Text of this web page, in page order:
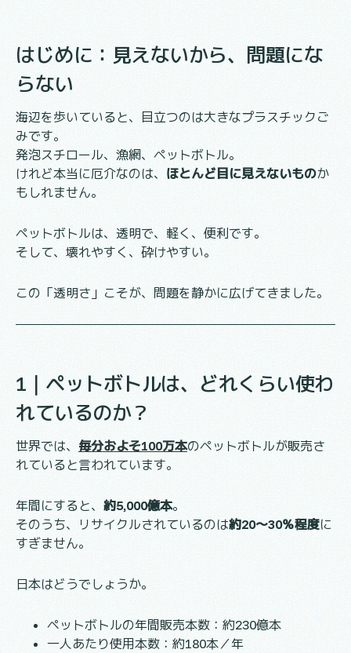
はじめに：見えないから、問題にな
らない
海辺を歩いていると、目立つのは大きなプラスチックご
みです。
発泡スチロール、漁網、ペットボトル。
けれど本当に厄介なのは、 ほとんど目に見えないものか
もしれません。
ペットボトルは、透明で、軽く、便利です。
そして、壊れやすく、砕けやすい。
この「透明さ」こそが、問題を静かに広げてきました。
1｜ペットボトルは、どれくらい使わ
れているのか？
世界では、 毎分およそ100万本のペットボトルが販売さ
れていると言われています。
年間にすると、 約5,000億本。
そのうち、リサイクルされているのは約20〜30％程度に
すぎません。
日本はどうでしょうか。
ペットボトルの年間販売本数：約230億本
一人あたり使用本数：約180本／年